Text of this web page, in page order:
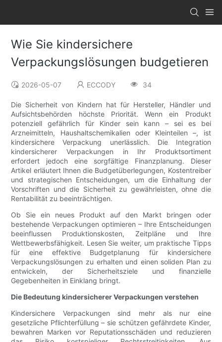
Wie Sie kindersichere
Verpackungslösungen budgetieren
2026-05-07 ECCODY 34
Die Sicherheit von Kindern hat für Hersteller, Händler und
Aufsichtsbehörden höchste Priorität. Wenn ein Produkt
potenziell gefährlich für Kinder sein kann – sei es bei
Arzneimitteln, Haushaltschemikalien oder Kleinteilen –, ist
kindersichere Verpackung unerlässlich. Die Integration
kindersicherer Verpackungen in Ihr Produktsortiment
erfordert jedoch eine sorgfältige Finanzplanung. Dieser
Artikel erläutert Ihnen die Budgetüberlegungen, Kostentreiber
und strategischen Entscheidungen, um die Einhaltung der
Vorschriften und die Sicherheit zu gewährleisten, ohne die
Rentabilität zu beeinträchtigen.
Ob Sie ein neues Produkt auf den Markt bringen oder
bestehende Verpackungen optimieren – Ihre Entscheidungen
beeinflussen Produktionskosten, Zeitpläne und Ihre
Wettbewerbsfähigkeit. Lesen Sie weiter, um praktische Tipps
für eine effektive Budgetplanung für kindersichere
Verpackungslösungen zu erhalten und einen soliden Plan zu
entwickeln, der Sicherheitsziele und finanzielle
Gegebenheiten in Einklang bringt.
Die Bedeutung kindersicherer Verpackungen verstehen
Kindersichere Verpackungen sind mehr als nur eine
gesetzliche Pflichterfüllung – sie schützen gefährdete Kinder,
bewahren Marken vor Reputationsschäden und reduzieren